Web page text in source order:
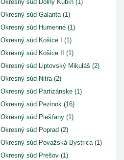
Okresný súd Dolný Kubín (1)
Okresný súd Galanta (1)
Okresný súd Humenné (1)
Okresný súd Košice I (1)
Okresný súd Košice II (1)
Okresný súd Liptovský Mikuláš (2)
Okresný súd Nitra (2)
Okresný súd Partizánske (1)
Okresný súd Pezinok (16)
Okresný súd Piešťany (1)
Okresný súd Poprad (2)
Okresný súd Považská Bystrica (1)
Okresný súd Prešov (1)